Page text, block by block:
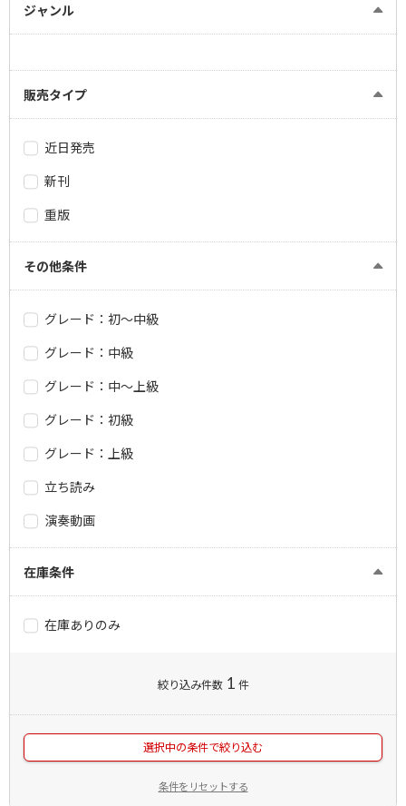
ジャンル
販売タイプ
近日発売
新刊
重版
その他条件
グレード：初～中級
グレード：中級
グレード：中～上級
グレード：初級
グレード：上級
立ち読み
演奏動画
在庫条件
在庫ありのみ
絞り込み件数 1 件
選択中の条件で絞り込む
条件をリセットする